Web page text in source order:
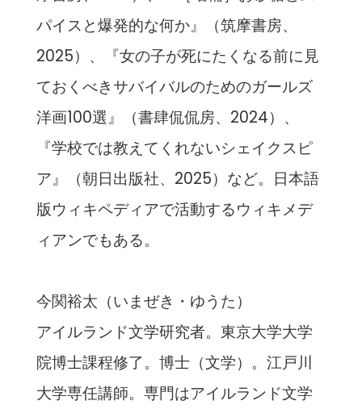
パイスと爆発的な何か』（筑摩書房、
2025）、『女の子が死にたくなる前に見
ておくべきサバイバルのためのガールズ
洋画100選』（書肆侃侃房、2024）、
『学校では教えてくれないシェイクスピ
ア』（朝日出版社、2025）など。日本語
版ウィキペディアで活動するウィキメデ
ィアンでもある。
今関裕太（いまぜき・ゆうた）
アイルランド文学研究者。東京大学大学
院博士課程修了。博士（文学）。江戸川
大学専任講師。専門はアイルランド文学